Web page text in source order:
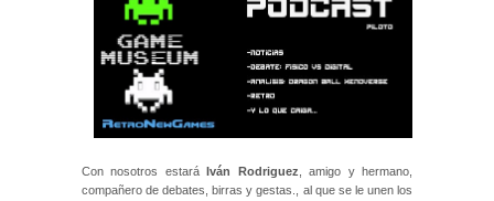
Con nosotros estará Iván Rodriguez , amigo y hermano,
compañero de debates, birras y gestas., al que se le unen los